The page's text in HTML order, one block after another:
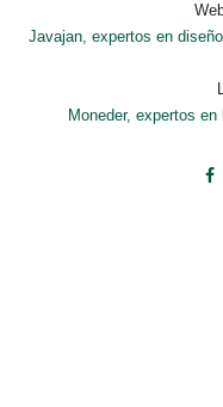
Javajan, expertos en
Moneder, expertos